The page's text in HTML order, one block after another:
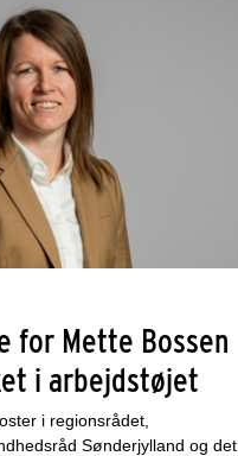
for Mette Bossen
i arbejdstøjet
i regionsrådet,
Sønderjylland og det